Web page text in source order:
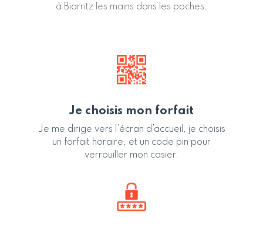
à Biarritz les mains dans les poches.
Je choisis mon forfait
Je me dirige vers l’écran d’accueil, je choisis
un forfait horaire, et un code pin pour
verrouiller mon casier.